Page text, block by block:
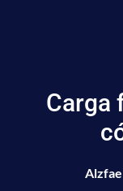
Carga
Alzfae